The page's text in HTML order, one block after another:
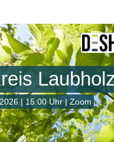
Laubholz
| 15:00 Uhr | Zoom